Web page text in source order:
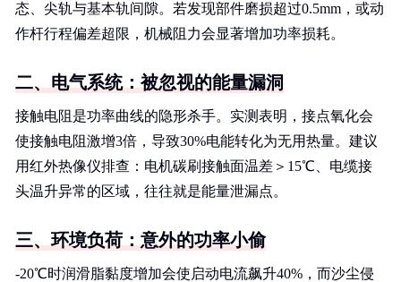
态、尖轨与基本轨间隙。若发现部件磨损超过0.5mm，或动
作杆行程偏差超限，机械阻力会显著增加功率损耗。
二、电气系统：被忽视的能量漏洞
接触电阻是功率曲线的隐形杀手。实测表明，接点氧化会
使接触电阻激增3倍，导致30%电能转化为无用热量。建议
用红外热像仪排查：电机碳刷接触面温差＞15℃、电缆接
头温升异常的区域，往往就是能量泄漏点。
三、环境负荷：意外的功率小偷
-20℃时润滑脂黏度增加会使启动电流飙升40%，而沙尘侵